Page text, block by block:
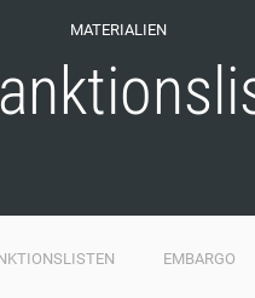
MATERIALIEN
EMBARGO